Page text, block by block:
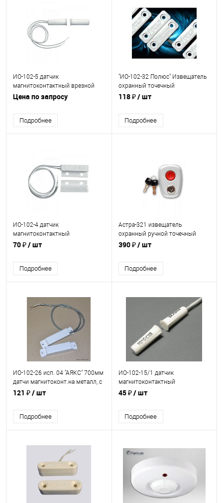
ИО-102-5 датчик
магнитоконтактный врезной
(длина 26мм, ф 9-11,5мм)
Цена по запросу
Подробнее
"ИО-102-32 Полюс" Извещатель
охранный точечный
магнитоконтактный
118 ₽/ шт
Подробнее
ИО-102-4 датчик
магнитоконтактный
миниатюрный
70 ₽/ шт
Подробнее
Астра-321 извещатель
охранный ручной точечный
электроконтактный на
390 ₽/ шт
Подробнее
ИО-102-26 исп. 04 "АЯКС" 700мм
датчи магнитоконт.на металл, с
металлоруковам 700мм (50шт)
121 ₽/ шт
Подробнее
ИО-102-15/1 датчик
магнитоконтактный
миниатюрный врезной (длина
45 ₽/ шт
Подробнее